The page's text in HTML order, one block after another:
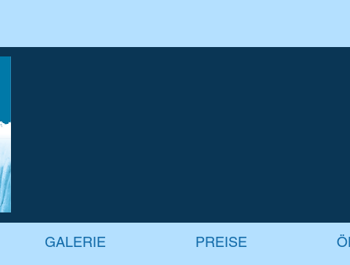
GALERIE PREISE